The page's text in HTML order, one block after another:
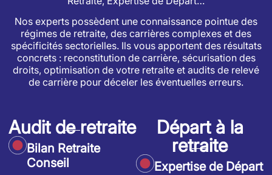
Nos experts possèdent une connaissance pointue des
régimes de retraite, des carrières complexes et des
spécificités sectorielles. Ils vous apportent des résultats
concrets : reconstitution de carrière, sécurisation des
droits, optimisation de votre retraite et audits de relevé
de carrière pour déceler les éventuelles erreurs.
Audit de retraite
Bilan Retraite
Conseil
Départ à la
retraite
Expertise de Départ